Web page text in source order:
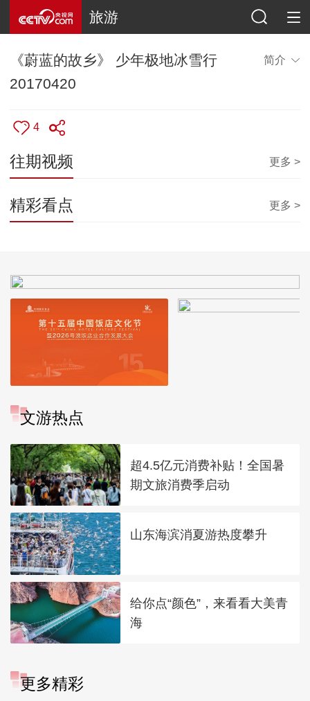
旅游
《蔚蓝的故乡》 少年极地冰雪行
20170420
简介
4
往期视频 更多 >
精彩看点 更多 >
文游热点
超4.5亿元消费补贴！全国暑
期文旅消费季启动
山东海滨消夏游热度攀升
给你点“颜色”，来看看大美青
海
更多精彩